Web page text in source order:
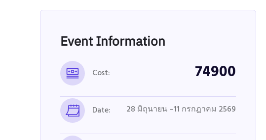
Event Information
Cost: 74900
Date: 28 มิถุนายน –11 กรกฎาคม 2569